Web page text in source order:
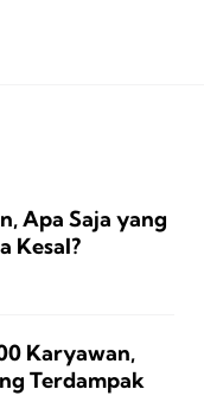
Apa Saja yang
Kesal?
Karyawan,
Terdampak